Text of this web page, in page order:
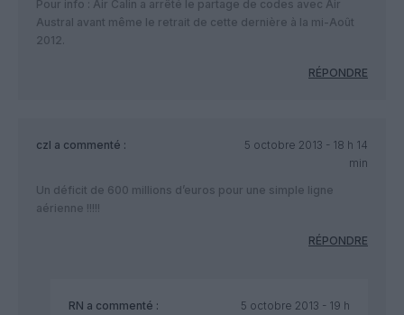
Pour info : Air Calin a arrêté le partage de codes avec Air
Austral avant même le retrait de cette dernière à la mi-Août
2012.
RÉPONDRE
czl a commenté :
5 octobre 2013 - 18 h 14
min
Un déficit de 600 millions d’euros pour une simple ligne
aérienne !!!!!
RÉPONDRE
RN a commenté :
5 octobre 2013 - 19 h